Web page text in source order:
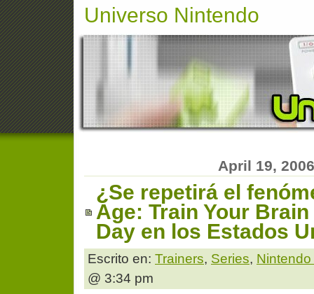
Universo Nintendo
April 19, 2006
¿Se repetirá el
Age: Train Your
Day en los Estados
Escrito en: Trainers, Series, Nintendo
@ 3:34 pm